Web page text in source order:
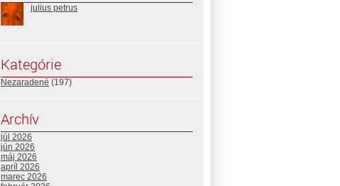
julius petrus
Kategórie
Nezaradené (197)
Archív
júl 2026
jún 2026
máj 2026
apríl 2026
marec 2026